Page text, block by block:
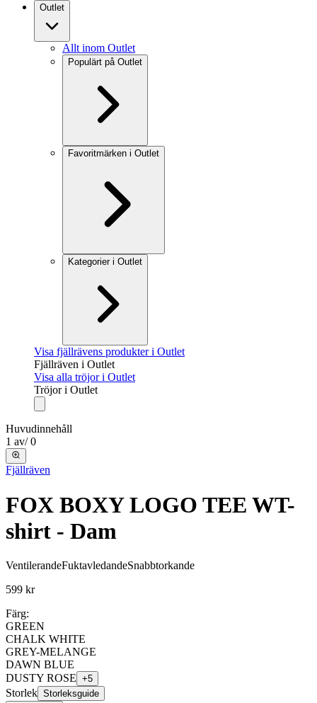
Outlet
Allt inom Outlet
Populärt på Outlet
Favoritmärken i Outlet
Kategorier i Outlet
Visa fjällrävens produkter i Outlet
Fjällräven i Outlet
Visa alla tröjor i Outlet
Tröjor i Outlet
Huvudinnehåll
1 av/ 0
Fjällräven
FOX BOXY LOGO TEE WT-
shirt - Dam
VentilerandeFuktavledandeSnabbtorkande
599 kr
Färg:
GREEN
CHALK WHITE
GREY-MELANGE
DAWN BLUE
DUSTY ROSE +5
Storlek Storleksguide